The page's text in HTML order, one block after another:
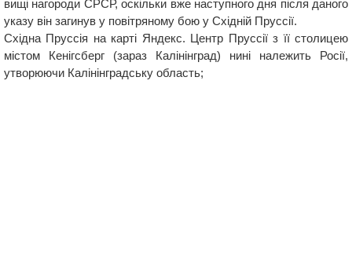
вищі нагороди СРСР, оскільки вже наступного дня після даного
указу він загинув у повітряному бою у Східній Пруссії.
Східна Пруссія на карті Яндекс. Центр Пруссії з її столицею
містом Кенігсберг (зараз Калінінград) нині належить Росії,
утворюючи Калінінградську область;